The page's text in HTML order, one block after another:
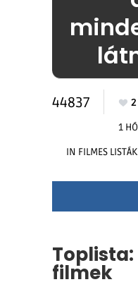
44837 2
1
IN FILMES LISTÁK
Toplista:
filmek